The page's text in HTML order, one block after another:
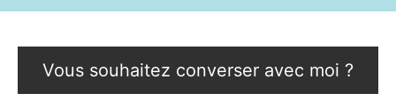
Vous souhaitez converser avec moi ?